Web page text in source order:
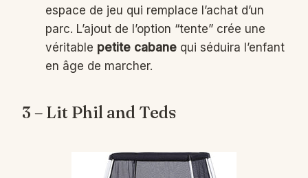
espace de jeu qui remplace l’achat d’un
parc. L’ajout de l’option “tente” crée une
véritable petite cabane qui séduira l’enfant
en âge de marcher.
3 – Lit Phil and Teds